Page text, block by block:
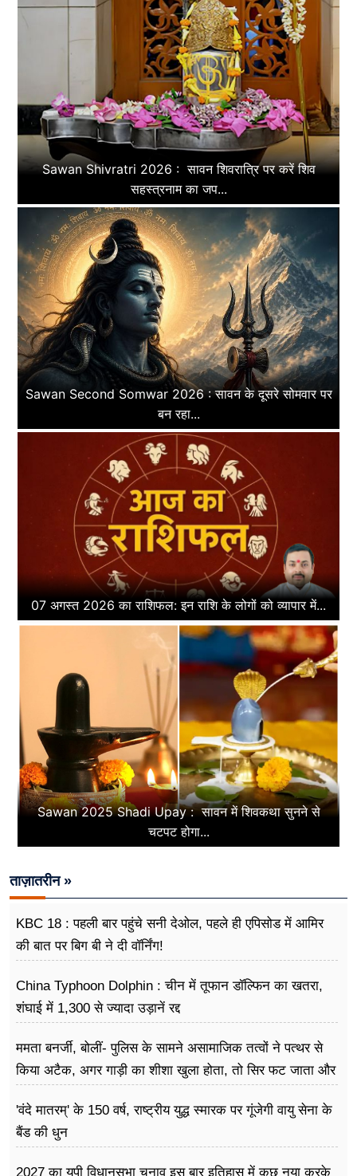
Sawan Shivratri 2026 : सावन शिवरात्रि पर करें शिव
सहस्त्रनाम का जप...
Sawan Second Somwar 2026 : सावन के दूसरे सोमवार पर
बन रहा...
07 अगस्त 2026 का राशिफल: इन राशि के लोगों को व्यापार में...
Sawan 2025 Shadi Upay : सावन में शिवकथा सुनने से
चटपट होगा...
ताज़ातरीन »
KBC 18 : पहली बार पहुंचे सनी देओल, पहले ही एपिसोड में आमिर
की बात पर बिग बी ने दी वॉर्निंग!
China Typhoon Dolphin : चीन में तूफान डॉल्फिन का खतरा,
शंघाई में 1,300 से ज्यादा उड़ानें रद्द
ममता बनर्जी, बोलीं- पुलिस के सामने असामाजिक तत्वों ने पत्थर से
किया अटैक, अगर गाड़ी का शीशा खुला होता, तो सिर फट जाता और
'वंदे मातरम्' के 150 वर्ष, राष्ट्रीय युद्ध स्मारक पर गूंजेगी वायु सेना के
बैंड की धुन
2027 का यूपी विधानसभा चुनाव इस बार इतिहास में कुछ नया करके